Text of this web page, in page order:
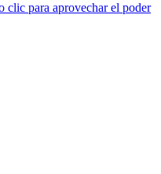
clic para aprovechar el poder